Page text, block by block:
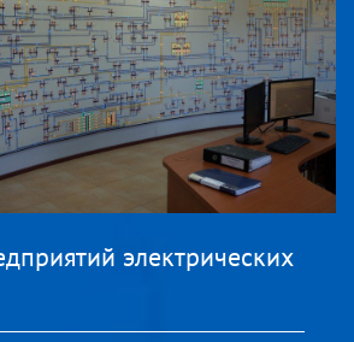
электрических